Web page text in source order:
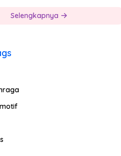
Selengkapnya